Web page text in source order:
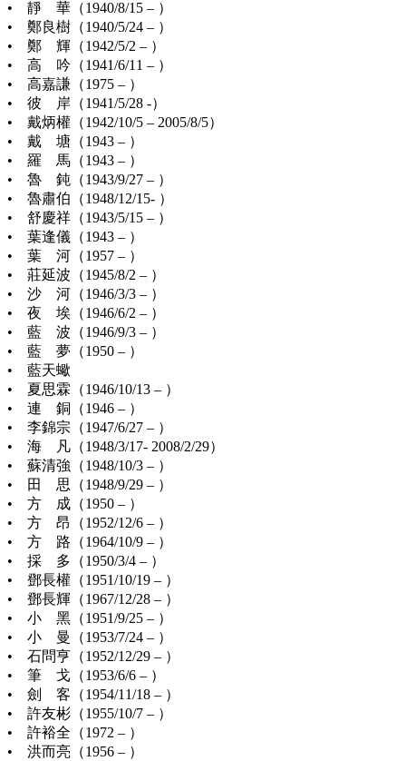
• 靜 華（1940/8/15 – ）
• 鄭良樹（1940/5/24 – ）
• 鄭 輝（1942/5/2 – ）
• 高 吟（1941/6/11 – ）
• 高嘉謙（1975 – ）
• 彼 岸（1941/5/28 -）
• 戴炳權（1942/10/5 – 2005/8/5）
• 戴 塘（1943 – ）
• 羅 馬（1943 – ）
• 魯 鈍（1943/9/27 – ）
• 魯肅伯（1948/12/15- ）
• 舒慶祥（1943/5/15 – ）
• 葉逢儀（1943 – ）
• 葉 河（1957 – ）
• 莊延波（1945/8/2 – ）
• 沙 河（1946/3/3 – ）
• 夜 埃（1946/6/2 – ）
• 藍 波（1946/9/3 – ）
• 藍 夢（1950 – ）
• 藍天蠍
• 夏思霖（1946/10/13 – ）
• 連 銅（1946 – ）
• 李錦宗（1947/6/27 – ）
• 海 凡（1948/3/17- 2008/2/29）
• 蘇清強（1948/10/3 – ）
• 田 思（1948/9/29 – ）
• 方 成（1950 – ）
• 方 昂（1952/12/6 – ）
• 方 路（1964/10/9 – ）
• 採 多（1950/3/4 – ）
• 鄧長權（1951/10/19 – ）
• 鄧長輝（1967/12/28 – ）
• 小 黑（1951/9/25 – ）
• 小 曼（1953/7/24 – ）
• 石問亨（1952/12/29 – ）
• 筆 戈（1953/6/6 – ）
• 劍 客（1954/11/18 – ）
• 許友彬（1955/10/7 – ）
• 許裕全（1972 – ）
• 洪而亮（1956 – ）